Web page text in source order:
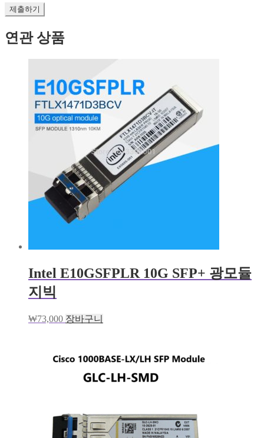
연관 상품
Intel E10GSFPLR 10G SFP+ 광모듈
지빅
₩73,000 장바구니